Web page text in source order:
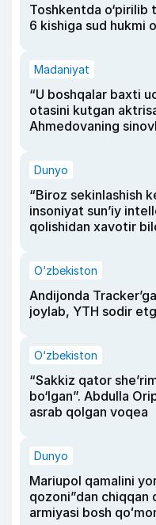
Toshkentda o‘pirilib
6 kishiga sud hukmi
Madaniyat
“U boshqalar baxti
otasini kutgan
Ahmedovaning
Dunyo
“Biroz sekinlashish
insoniyat sun’iy
qolishidan xavotir
O‘zbekiston
Andijonda
joylab, YTH sodir
O‘zbekiston
“Sakkiz qator
bo‘lgan”. Abdulla
asrab qolgan voqea
Dunyo
Mariupol qamalini
qozoni”dan chiqqan
armiyasi bosh